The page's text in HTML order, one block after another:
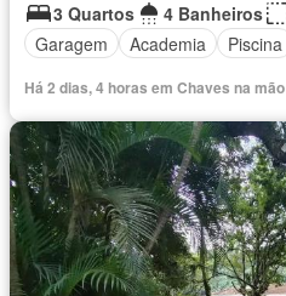
3 Quartos
4 Banheiros
Garagem
Academia Piscina
Há 2 dias, 4 horas em Chaves na mão